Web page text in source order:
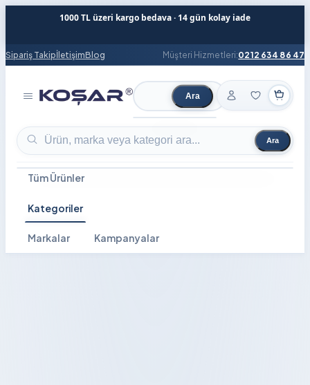
1000 TL üzeri kargo bedava · 14 gün kolay iade
Sipariş TakipİletişimBlog Müşteri Hizmetleri:0212 634 86 47
Ürün ara Ara
Ürün ara Ara
Tüm Ürünler
Kategoriler
Markalar Kampanyalar